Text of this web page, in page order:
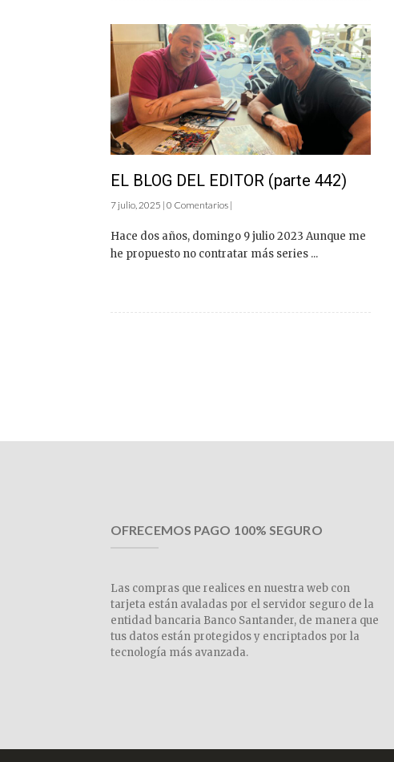
EL BLOG DEL EDITOR (parte 442)
7 julio, 2025 | 0 Comentarios |
Hace dos años, domingo 9 julio 2023 Aunque me
he propuesto no contratar más series ...
OFRECEMOS PAGO 100% SEGURO
Las compras que realices en nuestra web con
tarjeta están avaladas por el servidor seguro de la
entidad bancaria Banco Santander, de manera que
tus datos están protegidos y encriptados por la
tecnología más avanzada.